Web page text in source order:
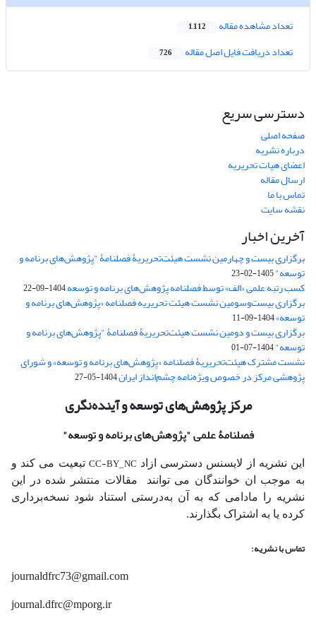
تعداد مشاهده مقاله 1,112
تعداد دریافت فایل اصل مقاله 726
دسترسی سریع
صفحه اصلی
درباره نشریه
اعضای هیات تحریریه
ارسال مقاله
تماس با ما
نقشه سایت
آخرین اخبار
برگزاری بیست و چهارمین نشست هیئت‌تحریریۀ فصلنامۀ "پژوهش‌های برنامه و
توسعه"1405-02-23
کسب رتبه علمی «الف» توسط فصلنامه پژوهش‌های برنامه و توسعه1404-09-22
برگزاری بیست‌وسومین نشست هیئت‌ تحریریه فصلنامه «پژوهش‌های برنامه و
توسعه»1404-09-11
برگزاری بیست و دومین نشست هیئت‌تحریریۀ فصلنامۀ "پژوهش‌های برنامه و
توسعه"1404-07-01
نشست مشترک هیئت‌تحریریۀ فصلنامه «پژوهش‌های برنامه و توسعه» و شورای
پژوهشی مرکز در خصوص ویژه‌نامه چشم‌انداز ایران1404-05-27
مرکز پژوهش‌های توسعه و آینده‌نگری
فصلنامۀ علمی"پژوهش‌های برنامه و توسعه"
این نشریه از لایسنس دسترسی ازاد CC-BY_NC تبعیت می کند و
به موجب ان خوانندگان می توانند مقالات منتشر شده در این
نشریه را مادامی که به آن‌ به‌درستی استناد شود نسخه‌برداری
کرده یا به اشتراک بگذارند.
تماس با نشریه:
journaldfrc73@gmail.com
journal.dfrc@mporg.ir